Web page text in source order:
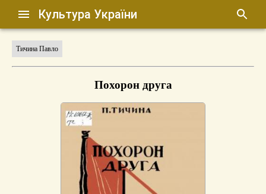
Культура України
Тичина Павло
Похорон друга